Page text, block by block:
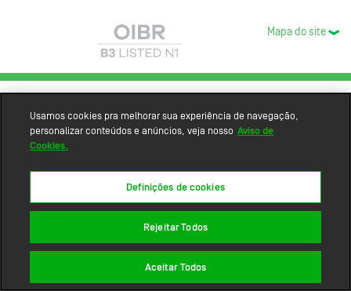
Mapa do site
Usamos cookies pra melhorar sua experiência de navegação,
personalizar conteúdos e anúncios, veja nosso Aviso de
Cookies.
Definições de cookies
Rejeitar Todos
Aceitar Todos